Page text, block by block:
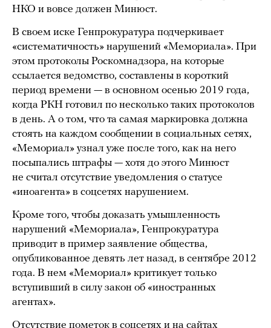
НКО и вовсе должен Минюст.
В своем иске Генпрокуратура подчеркивает
«систематичность» нарушений «Мемориала». При
этом протоколы Роскомнадзора, на которые
ссылается ведомство, составлены в короткий
период времени — в основном осенью 2019 года,
когда РКН готовил по несколько таких протоколов
в день. А о том, что та самая маркировка должна
стоять на каждом сообщении в социальных сетях,
«Мемориал» узнал уже после того, как на него
посыпались штрафы — хотя до этого Минюст
не считал отсутствие уведомления о статусе
«иноагента» в соцсетях нарушением.
Кроме того, чтобы доказать умышленность
нарушений «Мемориала», Генпрокуратура
приводит в пример заявление общества,
опубликованное девять лет назад, в сентябре 2012
года. В нем «Мемориал» критикует только
вступивший в силу закон об «иностранных
агентах».
Отсутствие пометок в соцсетях и на сайтах